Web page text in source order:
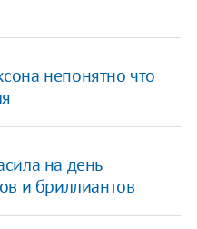
непонятно что
на день
и бриллиантов